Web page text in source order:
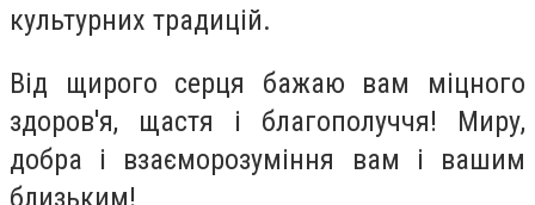
культурних традицій.
Від щирого серця бажаю вам міцного
здоров'я, щастя і благополуччя! Миру,
добра і взаєморозуміння вам і вашим
близьким!